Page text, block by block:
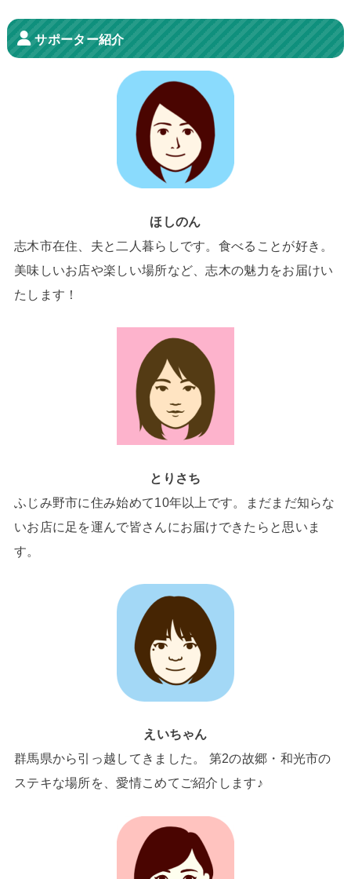
サポーター紹介
ほしのん
志木市在住、夫と二人暮らしです。食べることが好き。
美味しいお店や楽しい場所など、志木の魅力をお届けい
たします！
とりさち
ふじみ野市に住み始めて10年以上です。まだまだ知らな
いお店に足を運んで皆さんにお届けできたらと思いま
す。
えいちゃん
群馬県から引っ越してきました。 第2の故郷・和光市の
ステキな場所を、愛情こめてご紹介します♪